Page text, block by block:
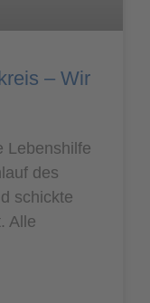
– Wir
Lebenshilfe
des
schickte
Alle